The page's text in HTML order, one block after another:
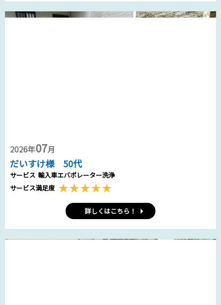
2026年07月
だいすけ様 50代
サービス 輸入車エバポレーター洗浄
サービス満足度
詳しくはこちら！